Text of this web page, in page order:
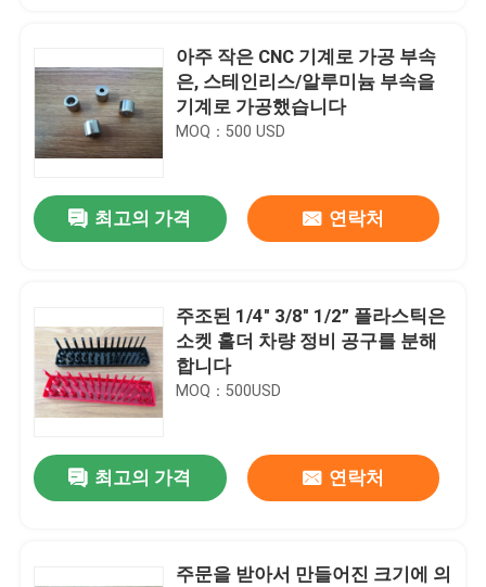
아주 작은 CNC 기계로 가공 부속
은, 스테인리스/알루미늄 부속을
기계로 가공했습니다
MOQ：500 USD
최고의 가격 연락처
주조된 1/4" 3/8" 1/2” 플라스틱은
소켓 홀더 차량 정비 공구를 분해
합니다
MOQ：500USD
최고의 가격 연락처
주문을 받아서 만들어진 크기에 의